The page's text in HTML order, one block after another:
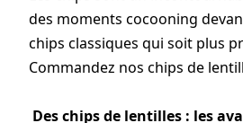
des moments cocooning
chips classiques qui soit plus
Commandez nos chips de
Des chips de lentilles : les